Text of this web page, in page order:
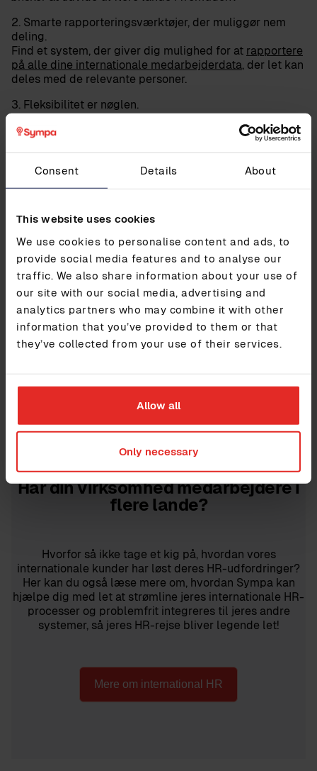
Consent Details About
This website uses cookies
We use cookies to personalise content and ads, to
provide social media features and to analyse our
traffic. We also share information about your use of
our site with our social media, advertising and
analytics partners who may combine it with other
information that you’ve provided to them or that
they’ve collected from your use of their services.
Allow all
Only necessary
2. Smarte rapporteringsværktøjer, der muliggør nem
deling.
Find et system, der giver dig mulighed for at rapportere
på alle dine internationale medarbejderdata, der let kan
deles med de relevante personer.
3. Fleksibilitet er nøglen.
sig tilvirksomhedens internationale processer, så data
4. Vær opmærksom på lokale tilpasningsmuligheder.
Sørg for, at derelevante sprog, valutaer og lovgivninger
5. Kræv erfaring med internationale implementeringer.
Systemudbyderen skal være i stand til at dokumentere,
at de har erfaring med internationale implementeringer
for at kunne garantere dig det bedst mulige resultat.
Boganbefaling
Her til sidst anbefaler Björn Lorentzon, Business
Development Manager hos Sympa Sverige kraftigt
Har din virksomhed medarbejdere i
flere lande?
Hvorfor så ikke tage et kig på, hvordan vores
internationale kunder har løst deres HR-udfordringer?
Her kan du også læse mere om, hvordan Sympa kan
hjælpe dig med let at strømline jeres internationale HR-
processer og problemfrit integreres til jeres andre
systemer, så jeres HR-rejse bliver legende let!
Mere om international HR